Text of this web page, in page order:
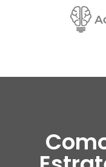
conteúdo